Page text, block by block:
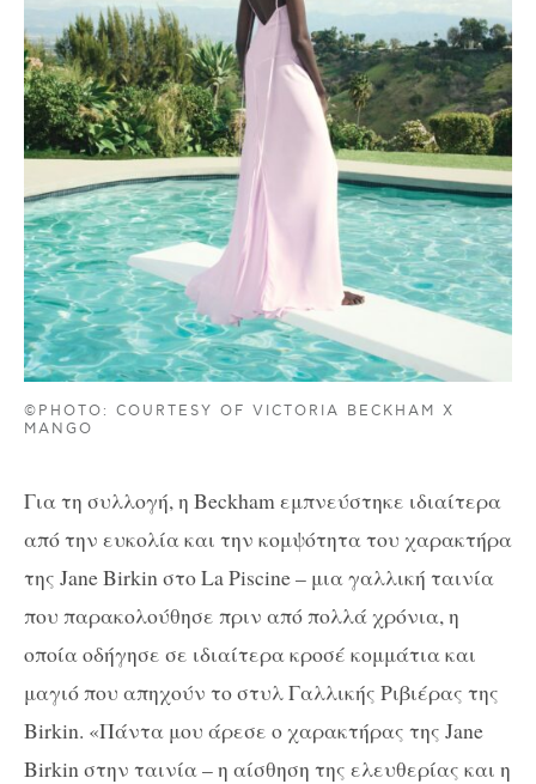
©PHOTO: COURTESY OF VICTORIA BECKHAM X
MANGO
Για τη συλλογή, η Beckham εμπνεύστηκε ιδιαίτερα
από την ευκολία και την κομψότητα του χαρακτήρα
της Jane Birkin στο La Piscine – μια γαλλική ταινία
που παρακολούθησε πριν από πολλά χρόνια, η
οποία οδήγησε σε ιδιαίτερα κροσέ κομμάτια και
μαγιό που απηχούν το στυλ Γαλλικής Ριβιέρας της
Birkin. «Πάντα μου άρεσε ο χαρακτήρας της Jane
Birkin στην ταινία – η αίσθηση της ελευθερίας και η